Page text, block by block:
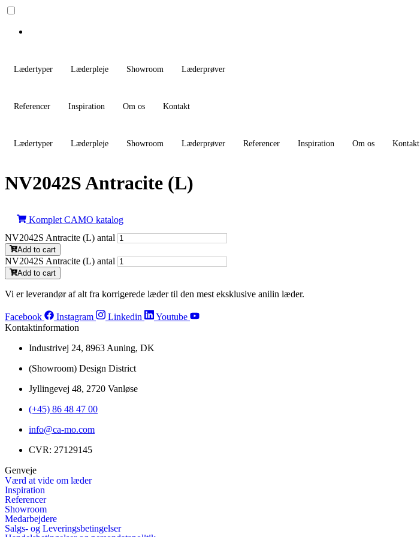
Lædertyper Læderpleje Showroom Læderprøver
Referencer Inspiration Om os Kontakt
Lædertyper Læderpleje Showroom Læderprøver Referencer Inspiration Om os Kontakt
NV2042S Antracite (L)
Komplet CAMO katalog
NV2042S Antracite (L) antal
Add to cart
NV2042S Antracite (L) antal
Add to cart
Vi er leverandør af alt fra korrigerede læder til den mest eksklusive anilin læder.
Facebook Instagram Linkedin
Youtube
Kontaktinformation
Industrivej 24, 8963 Auning, DK
(Showroom) Design District
Jyllingevej 48, 2720 Vanløse
(+45) 86 48 47 00
info@ca-mo.com
CVR: 27129145
Genveje
Værd at vide om læder
Inspiration
Referencer
Showroom
Medarbejdere
Salgs- og Leveringsbetingelser